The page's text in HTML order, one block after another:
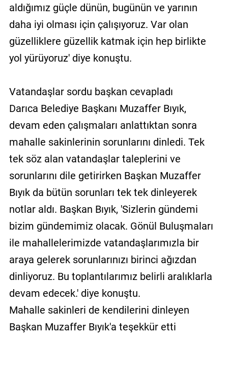
aldığımız güçle dünün, bugünün ve yarının
daha iyi olması için çalışıyoruz. Var olan
güzelliklere güzellik katmak için hep birlikte
yol yürüyoruz' diye konuştu.
Vatandaşlar sordu başkan cevapladı
Darıca Belediye Başkanı Muzaffer Bıyık,
devam eden çalışmaları anlattıktan sonra
mahalle sakinlerinin sorunlarını dinledi. Tek
tek söz alan vatandaşlar taleplerini ve
sorunlarını dile getirirken Başkan Muzaffer
Bıyık da bütün sorunları tek tek dinleyerek
notlar aldı. Başkan Bıyık, 'Sizlerin gündemi
bizim gündemimiz olacak. Gönül Buluşmaları
ile mahallelerimizde vatandaşlarımızla bir
araya gelerek sorunlarınızı birinci ağızdan
dinliyoruz. Bu toplantılarımız belirli aralıklarla
devam edecek.' diye konuştu.
Mahalle sakinleri de kendilerini dinleyen
Başkan Muzaffer Bıyık'a teşekkür etti